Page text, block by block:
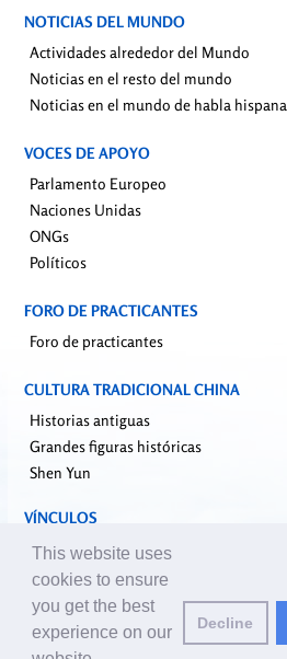
NOTICIAS DEL MUNDO
Actividades alrededor del Mundo
Noticias en el resto del mundo
Noticias en el mundo de habla hispana
VOCES DE APOYO
Parlamento Europeo
Naciones Unidas
ONGs
Políticos
FORO DE PRACTICANTES
Foro de practicantes
CULTURA TRADICIONAL CHINA
Historias antiguas
Grandes figuras históricas
Shen Yun
VÍNCULOS
falundafa.org
faluninfo.net
minghui.org
pureinsight.org
This website uses
cookies to ensure
you get the best
experience on our
Decline